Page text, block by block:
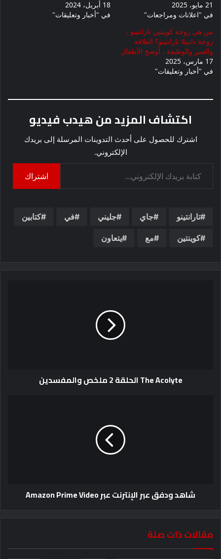
21 مايو، 2025
في "اعلانات ومراجعات"
18 أبريل، 2024
في "أخبار وتعليقات"
من هي زوجة كوينتين تارانتينو ،
زوجة دانييلا تارانتينو؟ العلاقة
والعمر والوظيفة ، أوضح الأطفال
17 مارس، 2025
في "أخبار وتعليقات"
اكتشاف المزيد من هيدب فيديو
اشترك للحصول على أحدث التدوينات المرسلة إلى بريدك
الإلكتروني.
اشتراك
تارانتينو جاي جليني في كتابين
كوينتين مع يتعاون
The Acolyte الحلقة 2 ملخص والمفسدين
شاهد ودفق عبر الإنترنت عبر Amazon Prime Video
مقالات ذات صلة